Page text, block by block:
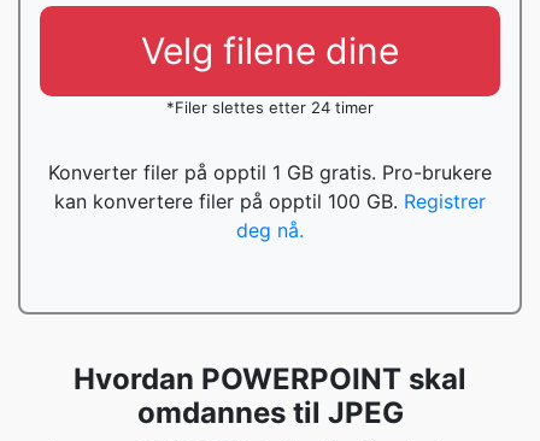
Velg filene dine
*Filer slettes etter 24 timer
Konverter filer på opptil 1 GB gratis. Pro-brukere
kan konvertere filer på opptil 100 GB. Registrer
deg nå.
Hvordan POWERPOINT skal
omdannes til JPEG